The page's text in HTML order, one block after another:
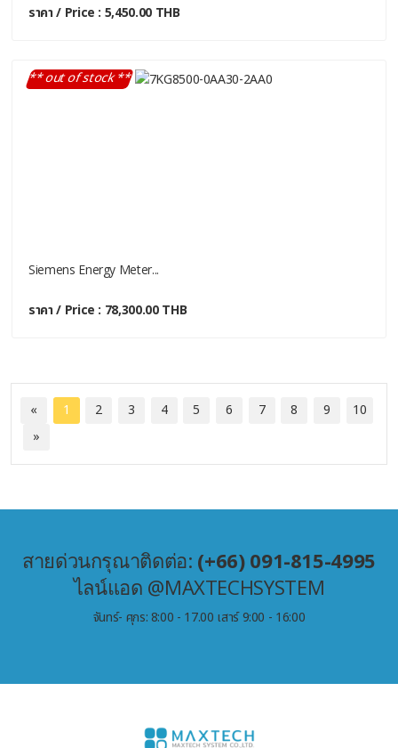
ราคา / Price : 5,450.00 THB
** out of stock **
Siemens Energy Meter...
ราคา / Price : 78,300.00 THB
« 1 2 3 4 5 6 7 8 9
10
»
สายด่วนกรุณาติดต่อ: (+66) 091-815-4995
ไลน์แอด @MAXTECHSYSTEM
จันทร์- ศุกร: 8:00 - 17.00 เสาร์ 9:00 - 16:00